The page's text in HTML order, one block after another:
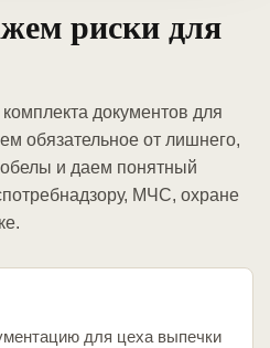
риски для
документов для
обязательное от лишнего,
и даем понятный
МЧС, охране
для цеха выпечки